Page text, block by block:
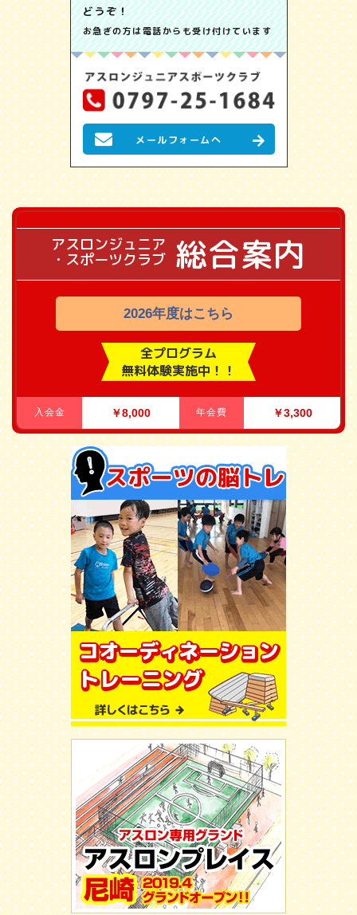
どうぞ！
お急ぎの方は電話からも受け付けています
メールフォームへ
アスロンジュニア
・スポーツクラブ 総合案内
2026年度はこちら
全プログラム
無料体験実施中！！
入会金 ￥8,000 年会費 ￥3,300